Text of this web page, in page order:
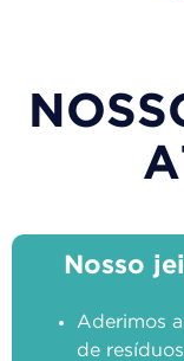
Nosso
Aderimos
de